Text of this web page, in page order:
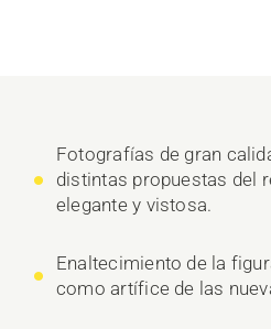
Fotografías de gran
distintas propuestas del
elegante y vistosa.
Enaltecimiento de la
como artífice de las